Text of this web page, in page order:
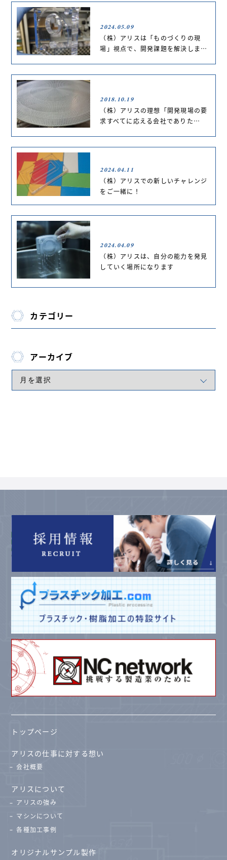
2024.05.09
（株）アリスは「ものづくりの現
場」視点で、開発課題を解決しま…
2018.10.19
（株）アリスの理想「開発現場の要
求すべてに応える会社でありた…
2024.04.11
（株）アリスでの新しいチャレンジ
をご一緒に！
2024.04.09
（株）アリスは、自分の能力を発見
していく場所になります
カテゴリー
アーカイブ
トップページ
アリスの仕事に対する想い
会社概要
アリスについて
アリスの強み
マシンについて
各種加工事例
オリジナルサンプル製作